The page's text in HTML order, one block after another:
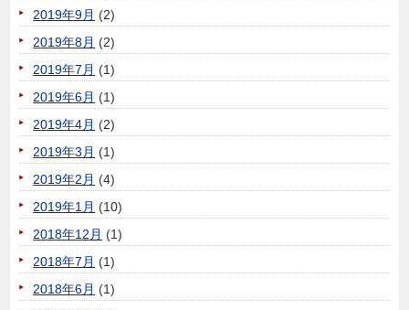
2019年9月 (2)
2019年8月 (2)
2019年7月 (1)
2019年6月 (1)
2019年4月 (2)
2019年3月 (1)
2019年2月 (4)
2019年1月 (10)
2018年12月 (1)
2018年7月 (1)
2018年6月 (1)